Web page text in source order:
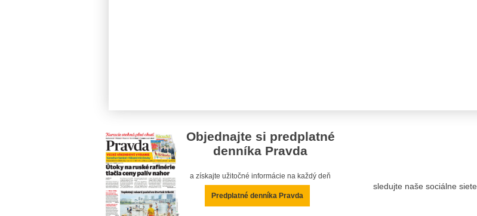
Objednajte si predplatné
denníka Pravda
a získajte užitočné informácie na každý deň
Predplatné denníka Pravda
sledujte naše sociálne siete